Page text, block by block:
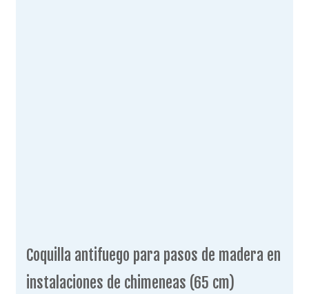
Coquilla antifuego para pasos de madera en
instalaciones de chimeneas (65 cm)